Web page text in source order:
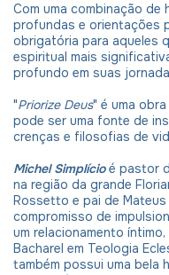
Com uma combinação
profundas e orientações
obrigatória para aqueles
espiritual mais
profundo em suas
"Priorize Deus" é uma
pode ser uma fonte de
crenças e filosofias de
Michel Simplícioé pastor
na região da grande
Rossetto e pai de
compromisso de
um relacionamento
Bacharel em Teologia
também possui uma bela